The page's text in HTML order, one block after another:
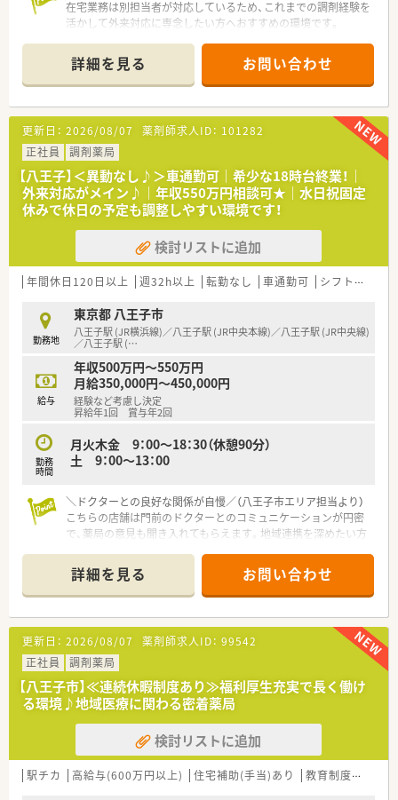
在宅業務は別担当者が対応しているため、これまでの調剤経験を
活かして外来対応に専念したい方へおすすめの環境です。
【店舗情報と応需状況について】
■JR各線の八王子駅から徒歩3分という好立地にあり、悪天候の
日でもストレスなく快適に通勤ができる調剤薬局です。
■処方箋は内科40％、糖尿病内科30％、心療内科20％、その他面
対応20％と、幅広い内容をバランスよく応需しています。
■近隣の内科クリニックが人気のため、処方箋枚数は1日あたり
80枚から90枚ほどにのぼり着実に成長を続けています。
■かかりつけ件数などに対する各種ノルマは一切設定されてい
ないため、患者様へ必要なサービスを安心して提供できます。
【職場環境と雰囲気】
■薬剤師は全員が女性スタッフで構成されており、20代から60
代にいたるまで幅広い年齢層のメンバーが活躍しています。
■管理薬剤師は非常に責任感のある方で周囲からの信頼も厚く、
■ビルの1階が店舗スペース、2階が広々とした休憩室として確保
されており、お昼休憩時などは快適にリフレッシュできます。
【募集背景と求める人物像について】
■近隣にある医療機関の動向に伴う処方箋枚数の増加や、パート
スタッフの欠員が出たことに伴い正社員を増員募集します。
■調剤業務の経験をお持ちの方を求めており、外来の患者様に対
して親切で丁寧な対応を心がけていただける方を歓迎します。
■常時複数名で対応するためチームワークを大切にでき、周囲の
スタッフと円滑な連携を取りながら勤務できる方です。
■グループ全体で東京都を中心に山梨県や滋賀県も含めて計16
店舗を運営しており、強固な経営基盤を持つ安定企業です。
■地域住民の身近な相談相手として、地域密着型の「かかりつけ
薬局」を目指した安心の医療サービスを提供しています。
■無理な店舗展開や急な異動要請などは一切行わず、基本的には
店舗ごとの採用を重視して地域に根ざした運営を行います。
【勤務実態について】
■お休みは平日1日の曜日固定休に加えて土曜日の午後、日曜
日、祝日となっており、人気の週休2.5日制を実現しています。
■曜日固定のお休みが祝日と重なった場合は別日にしっかりと
振替休日を取得できるため、年間休日数は120日以上です。
■勤務薬剤師の残業時間は月平均10時間から15時間程度と少な
めで、帰宅時間は19時から19時半の間がほとんどです。
詳細を見る お問い合わせ
更新日： 2026/08/07 薬剤師求人ID： 101282
正社員
調剤薬局
【八王子】＜異動なし♪＞車通勤可｜希少な18時台終業！｜
外来対応がメイン♪｜年収550万円相談可★｜水日祝固定
休みで休日の予定も調整しやすい環境です！
検討リストに追加
年間休日120日以上 週32h以上 転勤なし 車通勤可 シフト制
勤務地
東京都 八王子市
八王子駅 (JR横浜線)／八王子駅 (JR中央本線)／八王子駅 (JR中央線)
／八王子駅 (…
給与
年収500万円～550万円
月給350,000円～450,000円
経験など考慮し決定
昇給年1回 賞与年2回
勤務
時間
月火木金 9：00～18：30（休憩90分）
土 9：00～13：00
＼ドクターとの良好な関係が自慢／（八王子市エリア担当より）
こちらの店舗は門前のドクターとのコミュニケーションが円密
で、薬局の意見も聞き入れてもらえます。地域連携を深めたい方
＊------------------------------------------＊
【店舗情報と応需状況について】
■門前クリニックのドクターとの関係性は非常に良好であり、薬
局側の意見もしっかりと聞き入れてもらえる風通しの良い環境
です。
■主な応需科目は内科や小児科、皮膚科などで構成されており、
処方箋枚数は1日に80枚から130枚程度と適度な忙しさです。
■在宅業務については施設在宅が1件ありますが、代表者がメイ
ンで対応を行うため、採用後は外来業務に集中することが可能で
す。
【法人特徴について】
■東京都八王子市内に特化して調剤薬局を運営しているため、地
詳細を見る お問い合わせ
更新日： 2026/08/07 薬剤師求人ID： 99542
正社員
調剤薬局
【八王子市】≪連続休暇制度あり≫福利厚生充実で長く働け
る環境♪地域医療に関わる密着薬局
検討リストに追加
駅チカ 高給与(600万円以上) 住宅補助(手当)あり 教育制度あり